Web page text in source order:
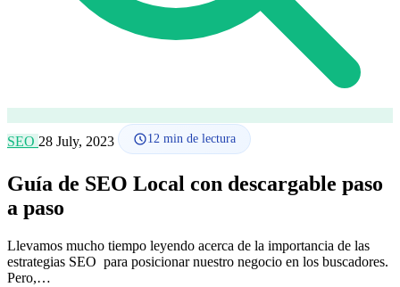
SEO 28 July, 2023 12 min de lectura
Guía de SEO Local con descargable paso
a paso
Llevamos mucho tiempo leyendo acerca de la importancia de las
estrategias SEO para posicionar nuestro negocio en los buscadores.
Pero,…